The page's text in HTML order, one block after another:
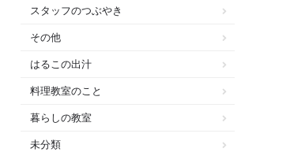
スタッフのつぶやき
その他
はるこの出汁
料理教室のこと
暮らしの教室
未分類